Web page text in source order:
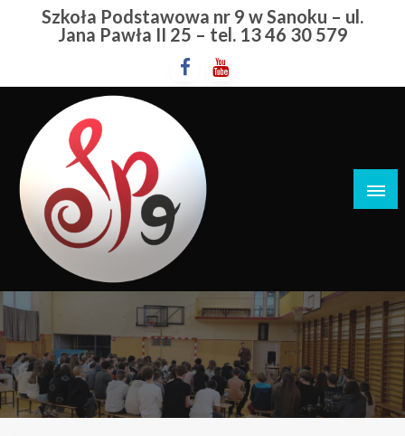
PrzejdźSzkoła Podstawowa nr 9 w Sanoku – ul.
Jana Pawła II 25 – tel. 13 46 30 579
Szkoła Podstawowa nr 9 w Sanoku